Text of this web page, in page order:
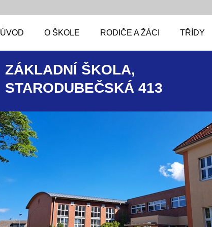
ÚVOD O ŠKOLE RODIČE A ŽÁCI TŘÍDY
ZÁKLADNÍ ŠKOLA,
STARODUBEČSKÁ 413